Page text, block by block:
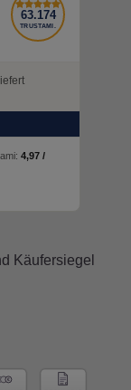
63.174
TRUSTAMI.
4,97 /